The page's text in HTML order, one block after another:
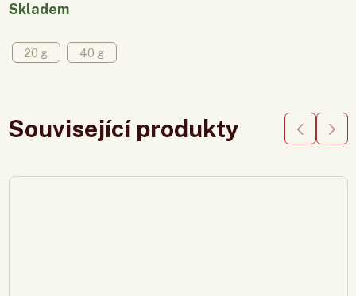
20 g 40 g
Skladem
Související produkty